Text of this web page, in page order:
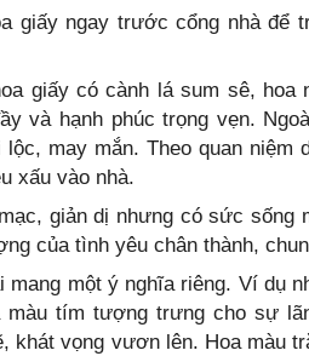
giấy ngay trước cổng nhà để
giấy có cành lá sum sê, hoa
và hạnh phúc trọng vẹn.
may mắn. Theo quan niệm
xấu vào nhà.
giản dị nhưng có sức sống
của tình yêu chân thành,
mang một ý nghĩa riêng. Ví dụ
tím tượng trưng cho sự
khát vọng vươn lên. Hoa màu